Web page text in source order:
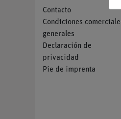
Contacto
Condiciones
generales
Declaración de
privacidad
Pie de imprenta